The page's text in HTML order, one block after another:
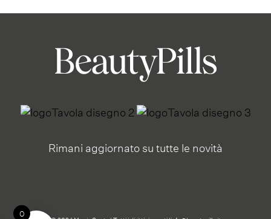
Rimani aggiornato su tutte le novità
0